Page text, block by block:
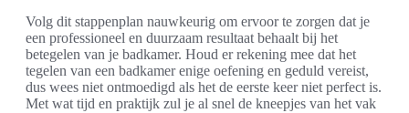
Volg dit stappenplan nauwkeurig om ervoor te zorgen dat je
een professioneel en duurzaam resultaat behaalt bij het
betegelen van je badkamer. Houd er rekening mee dat het
tegelen van een badkamer enige oefening en geduld vereist,
dus wees niet ontmoedigd als het de eerste keer niet perfect is.
Met wat tijd en praktijk zul je al snel de kneepjes van het vak